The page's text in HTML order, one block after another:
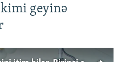
geyinə